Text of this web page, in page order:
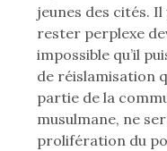
jeunes des cités. Il
rester perplexe
impossible qu’il
de réislamisation
partie de la
musulmane, ne
prolifération du